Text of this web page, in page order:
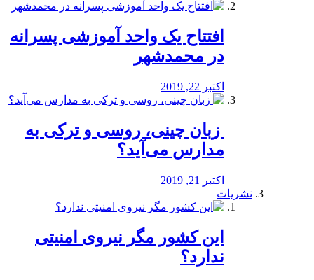
افتتاح یک واحد آموزشی پسرانه
در محمدشهر
اکتبر 22, 2019
️ زبان چینی، روسی و ترکی به
مدارس می‌آید؟
اکتبر 21, 2019
نشریات
این کشور مگر نیروی امنیتی
ندارد؟